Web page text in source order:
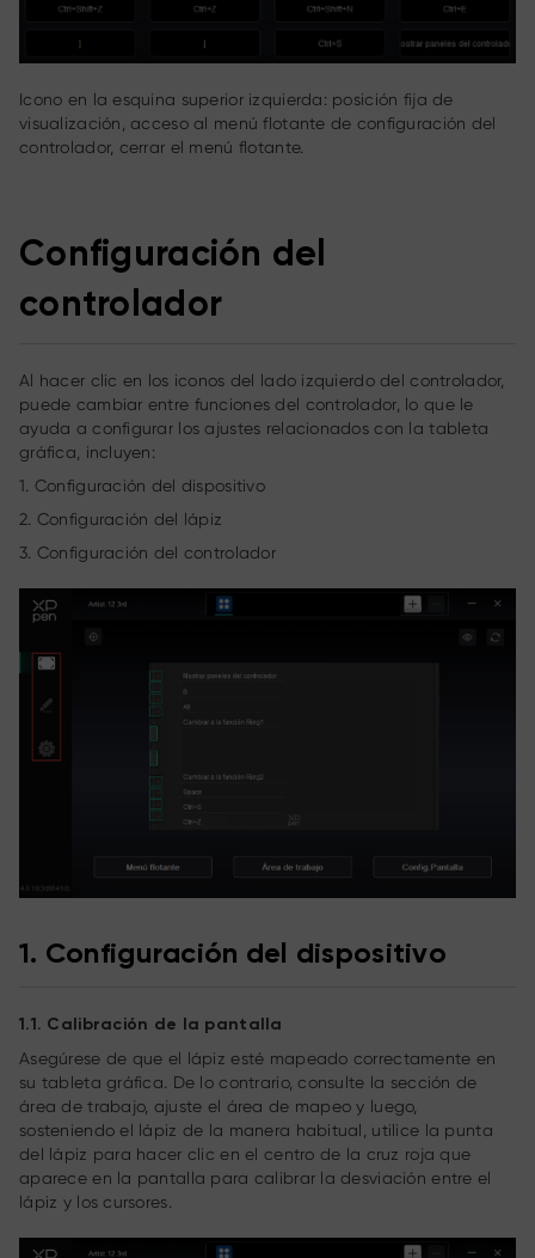
Icono en la esquina superior izquierda: posición fija de
visualización, acceso al menú flotante de configuración del
controlador, cerrar el menú flotante.
Configuración del
controlador
Al hacer clic en los iconos del lado izquierdo del controlador,
puede cambiar entre funciones del controlador, lo que le
ayuda a configurar los ajustes relacionados con la tableta
gráfica, incluyen:
1. Configuración del dispositivo
2. Configuración del lápiz
3. Configuración del controlador
1. Configuración del dispositivo
1.1. Calibración de la pantalla
Asegúrese de que el lápiz esté mapeado correctamente en
su tableta gráfica. De lo contrario, consulte la sección de
área de trabajo, ajuste el área de mapeo y luego,
sosteniendo el lápiz de la manera habitual, utilice la punta
del lápiz para hacer clic en el centro de la cruz roja que
aparece en la pantalla para calibrar la desviación entre el
lápiz y los cursores.